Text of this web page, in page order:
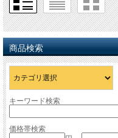
商品検索
キーワード検索
価格帯検索